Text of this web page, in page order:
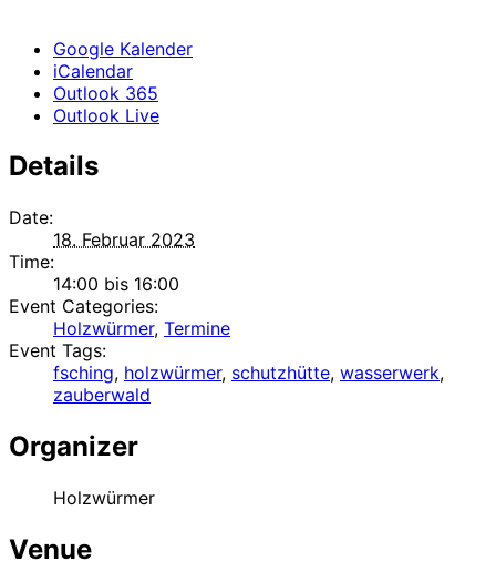
Google Kalender
iCalendar
Outlook 365
Outlook Live
Details
Date:
18. Februar 2023
Time:
14:00 bis 16:00
Event Categories:
Holzwürmer, Termine
Event Tags:
fsching, holzwürmer, schutzhütte, wasserwerk,
zauberwald
Organizer
Holzwürmer
Venue